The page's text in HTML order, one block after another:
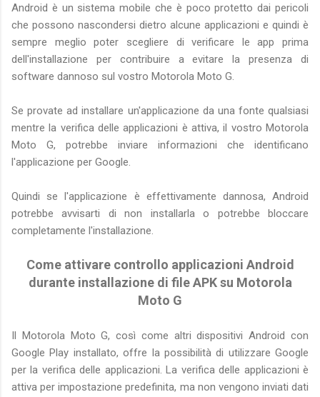
Android è un sistema mobile che è poco protetto dai pericoli
che possono nascondersi dietro alcune applicazioni e quindi è
sempre meglio poter scegliere di verificare le app prima
dell'installazione per contribuire a evitare la presenza di
software dannoso sul vostro Motorola Moto G.
Se provate ad installare un'applicazione da una fonte qualsiasi
mentre la verifica delle applicazioni è attiva, il vostro Motorola
Moto G, potrebbe inviare informazioni che identificano
l'applicazione per Google.
Quindi se l'applicazione è effettivamente dannosa, Android
potrebbe avvisarti di non installarla o potrebbe bloccare
completamente l'installazione.
Come attivare controllo applicazioni Android
durante installazione di file APK su Motorola
Moto G
Il Motorola Moto G, così come altri dispositivi Android con
Google Play installato, offre la possibilità di utilizzare Google
per la verifica delle applicazioni. La verifica delle applicazioni è
attiva per impostazione predefinita, ma non vengono inviati dati